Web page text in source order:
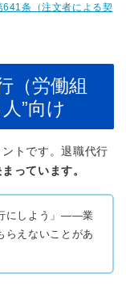
条（注文者による契
（労働組
”向け
トです。退職代行
っています。
にしよう」——業
らえないことがあ